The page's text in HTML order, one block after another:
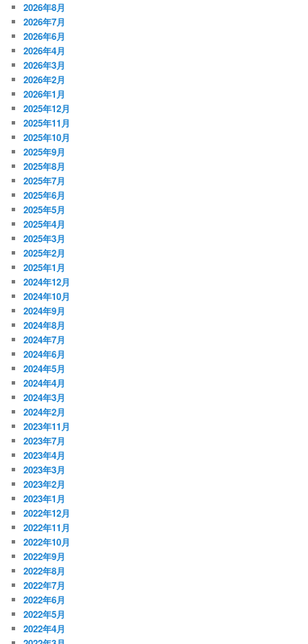
2026年8月
2026年7月
2026年6月
2026年4月
2026年3月
2026年2月
2026年1月
2025年12月
2025年11月
2025年10月
2025年9月
2025年8月
2025年7月
2025年6月
2025年5月
2025年4月
2025年3月
2025年2月
2025年1月
2024年12月
2024年10月
2024年9月
2024年8月
2024年7月
2024年6月
2024年5月
2024年4月
2024年3月
2024年2月
2023年11月
2023年7月
2023年4月
2023年3月
2023年2月
2023年1月
2022年12月
2022年11月
2022年10月
2022年9月
2022年8月
2022年7月
2022年6月
2022年5月
2022年4月